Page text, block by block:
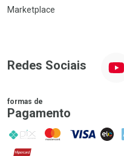
Marketplace
Redes Sociais
formas de
Pagamento
PIX MasterCard
VISA ELO
Hipercard